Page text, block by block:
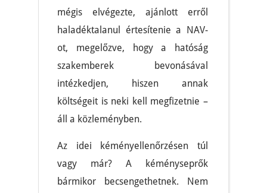
mégis elvégezte, ajánlott erről
haladéktalanul értesítenie a NAV-
ot, megelőzve, hogy a hatóság
szakemberek bevonásával
intézkedjen, hiszen annak
költségeit is neki kell megfizetnie –
áll a közleményben.
Az idei kéményellenőrzésen túl
vagy már? A kéményseprők
bármikor becsengethetnek. Nem